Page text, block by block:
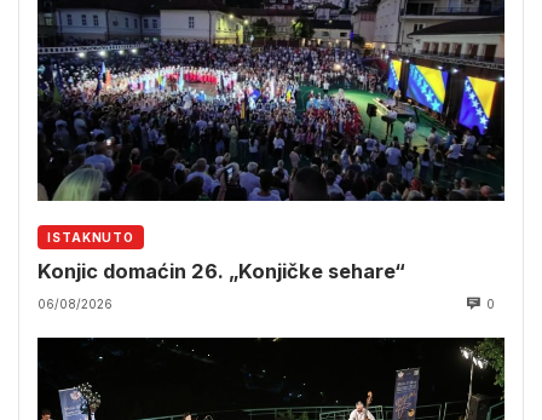
ISTAKNUTO
Konjic domaćin 26. „Konjičke sehare“
06/08/2026 0